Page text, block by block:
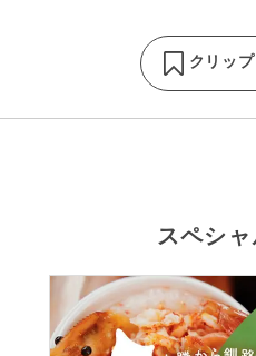
クリップ
スペシ